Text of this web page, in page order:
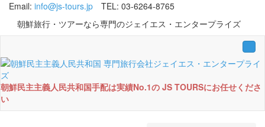
Email: info@js-tours.jp
TEL: 03-6264-8765
朝鮮旅行・ツアーなら専門のジェイエス・エンタープライズ
朝鮮民主主義人民共和国手配は実績No.1の JS TOURSにお任せくださ
い